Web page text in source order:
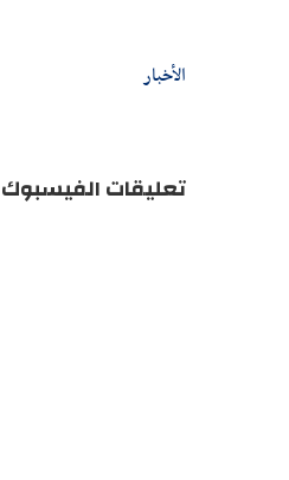
الأخبار
تعليقات الفيسبوك